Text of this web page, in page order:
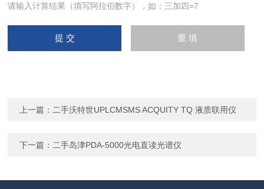
请输入计算结果（填写阿拉伯数字），如：三加四=7
上一篇： 二手沃特世UPLCMSMS ACQUITY TQ 液质联用仪
下一篇： 二手岛津PDA-5000光电直读光谱仪